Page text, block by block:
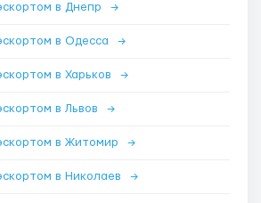
в Днепр →
в Одесса →
в Харьков →
в Львов →
в Житомир →
в Николаев →